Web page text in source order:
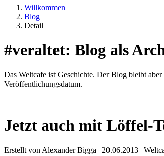
Willkommen
Blog
Detail
#veraltet: Blog als
Das Weltcafe ist Geschichte. Der Blog bleibt
Veröffentlichungsdatum.
Jetzt auch mit Löffel-
Erstellt von Alexander Bigga | 20.06.2013 |